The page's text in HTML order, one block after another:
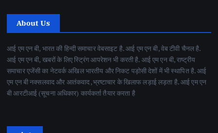
About Us
आई एम एन बी, भारत की हिन्दी समाचार वेबसाइट है. आई एम एन बी, वेब टीवी चैनल है.
आई एम एन बी, खबरों के लिए स्ट्रिंग आपरेशन भी करती है. आई एम एन बी, राष्ट्रीय
समाचार एजेंसी का नेटवर्क अखिल भारतीय और निकट पड़ोसी देशों में भी स्थापित है. आई
एम एन बी नक्सलवाद और आतंकवाद ,भ्रष्टाचार के खिलाफ लड़ाई लड़ता है. आई एम एन
बी आरटीआई (सूचना अधिकार) कार्यकर्ता तैयार करता है